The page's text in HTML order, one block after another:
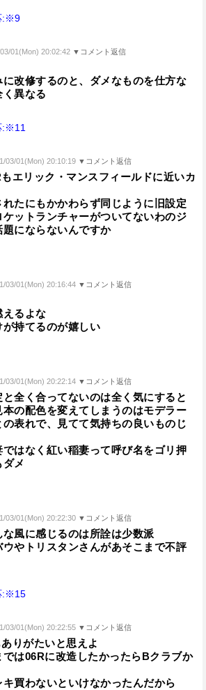
:※9
01(Mon) 20:02:42 ▼コメント返信
改修するのと、ダメなものを仕方な
く異なる
:※11
03/01(Mon) 20:10:19 ▼コメント返信
エリック・マンスフィールドに近いカ
たにもかかわらず同じように旧設定
ットランチャーがついてないわのジ
題にならないんですか
03/01(Mon) 20:16:44 ▼コメント返信
えるよな
持てるのが嬉しい
03/01(Mon) 20:22:14 ▼コメント返信
全く合ってないのは全く気にすると
の配色を変えてしまうのはモデラー
表れで、見てて気持ちの良いものじ
はなく紅い稲妻って呼び名をゴリ押
メ
03/01(Mon) 20:22:30 ▼コメント返信
風に感じるのは所詮は少数派
ウやトリスタンさんがあそこまで不評
:※15
03/01(Mon) 20:22:55 ▼コメント返信
りがたいと思えよ
は06Rに改造したかったらBクラブか
買わないといけなかったんだから